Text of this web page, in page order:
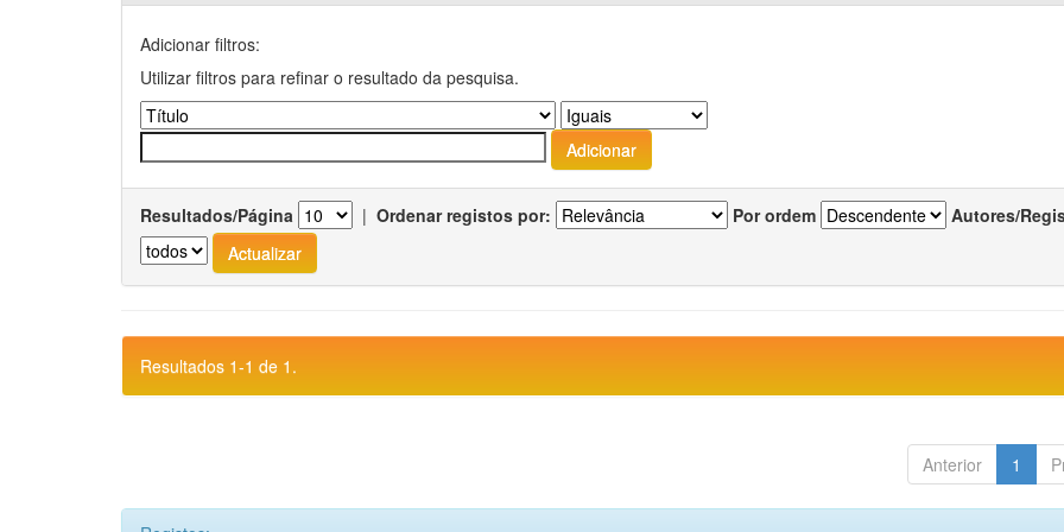
Adicionar filtros:
Utilizar filtros para refinar o resultado da pesquisa.
Resultados/Página | Ordenar registos por: Por ordem Autores/
Resultados 1-1 de 1.
Anterior 1